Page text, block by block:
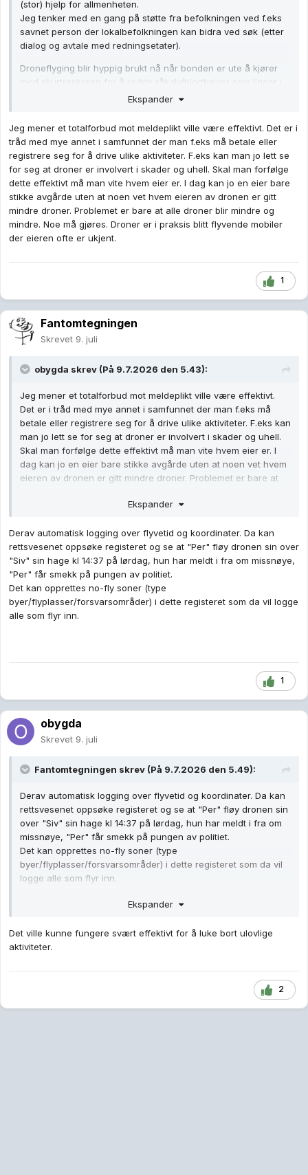
(stor) hjelp for allmenheten.
Jeg tenker med en gang på støtte fra befolkningen ved f.eks
savnet person der lokalbefolkningen kan bidra ved søk (etter
dialog og avtale med redningsetater).
Droneflyging blir hyppig brukt nå når bonden er ute å kjører
med skurtreskeren for å redde råkalv/hjortkalver som ligger i
Rådyrhjelpendriver aktivt opplæring av
Et enkelt tiltak som automatisk melding om flygetid og lokasjon
som blir lagret kan være aktuelt.
Ekspander
Jeg mener et totalforbud mot meldeplikt ville være effektivt. Det er i
tråd med mye annet i samfunnet der man f.eks må betale eller
registrere seg for å drive ulike aktiviteter. F.eks kan man jo lett se
for seg at droner er involvert i skader og uhell. Skal man forfølge
dette effektivt må man vite hvem eier er. I dag kan jo en eier bare
stikke avgårde uten at noen vet hvem eieren av dronen er gitt
mindre droner. Problemet er bare at alle droner blir mindre og
mindre. Noe må gjøres. Droner er i praksis blitt flyvende mobiler
der eieren ofte er ukjent.
1
Fantomtegningen
Skrevet 9. juli
obygda skrev (På 9.7.2026 den 5.43):
Jeg mener et totalforbud mot meldeplikt ville være effektivt.
Det er i tråd med mye annet i samfunnet der man f.eks må
betale eller registrere seg for å drive ulike aktiviteter. F.eks kan
man jo lett se for seg at droner er involvert i skader og uhell.
Skal man forfølge dette effektivt må man vite hvem eier er. I
dag kan jo en eier bare stikke avgårde uten at noen vet hvem
eieren av dronen er gitt mindre droner. Problemet er bare at
praksis blitt flyvende mobiler der eieren ofte er ukjent.
Ekspander
Derav automatisk logging over flyvetid og koordinater. Da kan
rettsvesenet oppsøke registeret og se at "Per" fløy dronen sin over
"Siv" sin hage kl 14:37 på lørdag, hun har meldt i fra om missnøye,
"Per" får smekk på pungen av politiet.
Det kan opprettes no-fly soner (type
byer/flyplasser/forsvarsområder) i dette registeret som da vil logge
alle som flyr inn.
1
obygda
Skrevet 9. juli
Fantomtegningen skrev (På 9.7.2026 den 5.49):
Derav automatisk logging over flyvetid og koordinater. Da kan
rettsvesenet oppsøke registeret og se at "Per" fløy dronen sin
over "Siv" sin hage kl 14:37 på lørdag, hun har meldt i fra om
missnøye, "Per" får smekk på pungen av politiet.
Det kan opprettes no-fly soner (type
byer/flyplasser/forsvarsområder) i dette registeret som da vil
logge alle som flyr inn.
Ekspander
Det ville kunne fungere svært effektivt for å luke bort ulovlige
aktiviteter.
2